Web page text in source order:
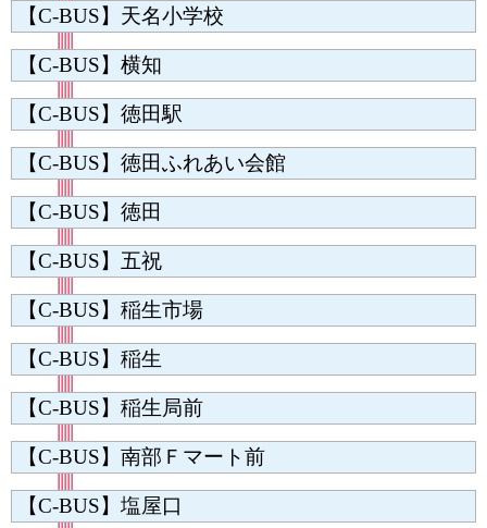
【C-BUS】天名小学校
【C-BUS】横知
【C-BUS】徳田駅
【C-BUS】徳田ふれあい会館
【C-BUS】徳田
【C-BUS】五祝
【C-BUS】稲生市場
【C-BUS】稲生
【C-BUS】稲生局前
【C-BUS】南部Ｆマート前
【C-BUS】塩屋口